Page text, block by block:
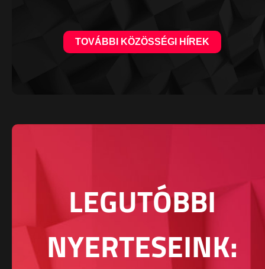
TOVÁBBI KÖZÖSSÉGI HÍREK
LEGUTÓBBI
NYERTESEINK: